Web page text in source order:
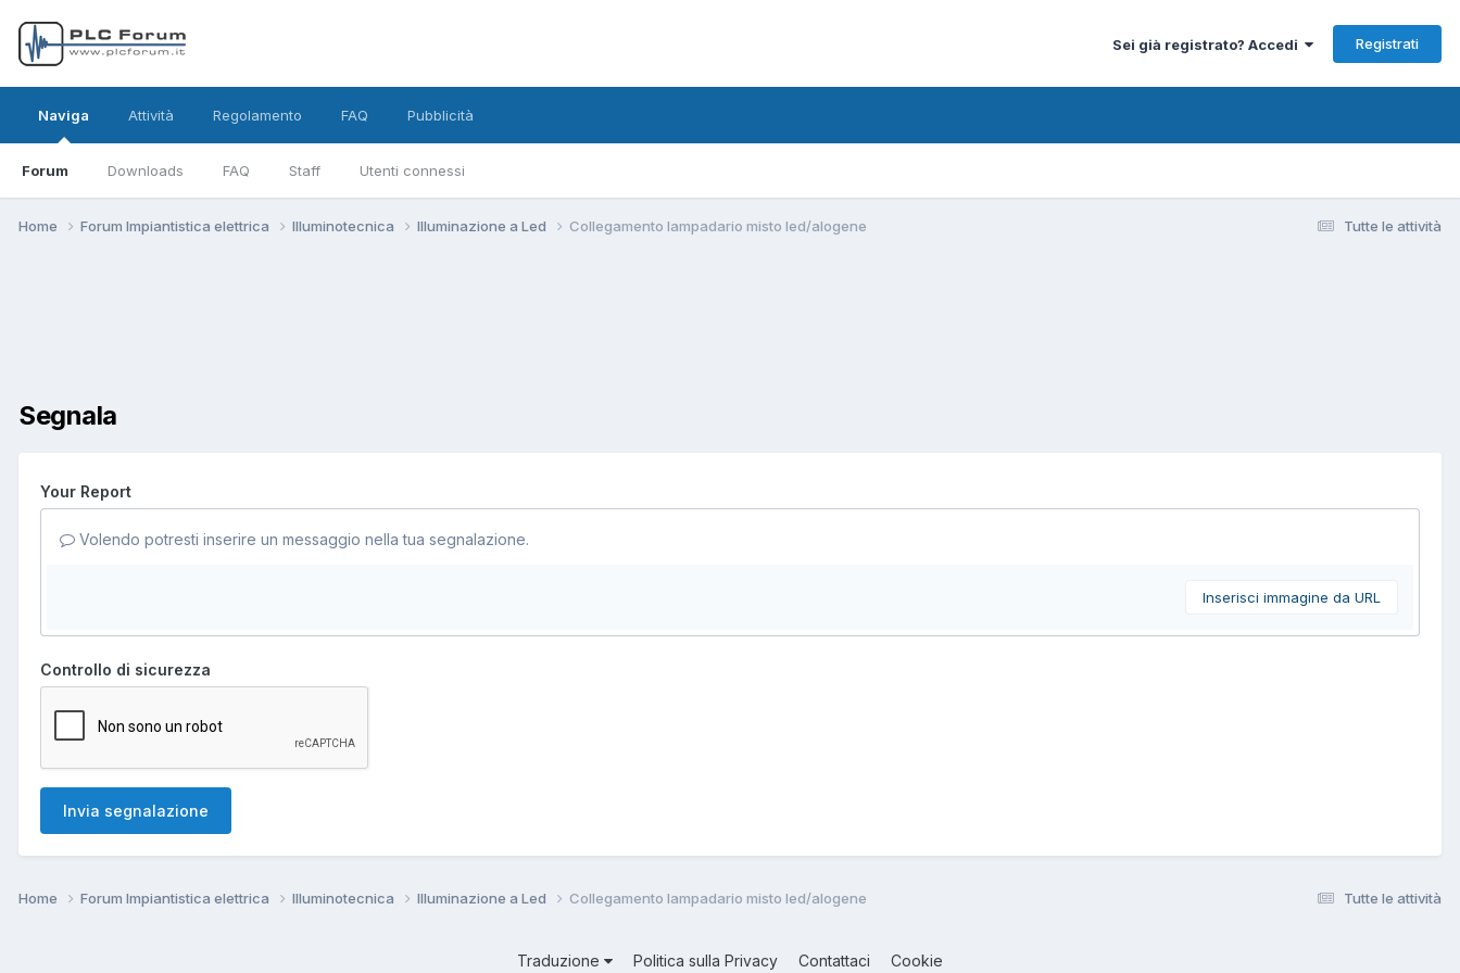
Sei già registrato? Accedi Registrati
Naviga
Forum Downloads FAQ Staff Utenti connessi
Attività Regolamento FAQ Pubblicità
Tutte le attività
Home Forum Impiantistica elettrica Illuminotecnica Illuminazione a Led Collegamento lampadario misto led/alogene
Segnala
Your Report
Volendo potresti inserire un messaggio nella tua segnalazione.
Inserisci immagine da URL
Controllo di sicurezza
Invia segnalazione
Tutte le attività
Home Forum Impiantistica elettrica Illuminotecnica Illuminazione a Led Collegamento lampadario misto led/alogene
Traduzione Politica sulla Privacy Contattaci Cookie